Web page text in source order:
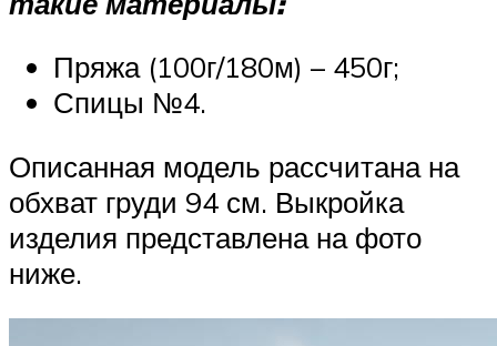
Пряжа (100г/180м) – 450г;
Спицы №4.
Описанная модель рассчитана на
обхват груди 94 см. Выкройка
изделия представлена на фото
ниже.